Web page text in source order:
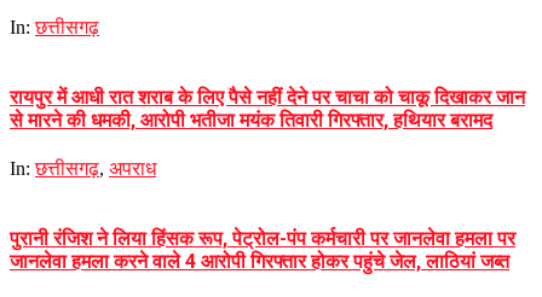
In: छत्तीसगढ़
रायपुर में आधी रात शराब के लिए पैसे नहीं देने पर चाचा को चाकू दिखाकर जान
से मारने की धमकी, आरोपी भतीजा मयंक तिवारी गिरफ्तार, हथियार बरामद
In: छत्तीसगढ़, अपराध
पुरानी रंजिश ने लिया हिंसक रूप, पेट्रोल-पंप कर्मचारी पर जानलेवा हमला पर
जानलेवा हमला करने वाले 4 आरोपी गिरफ्तार होकर पहुंचे जेल, लाठियां जब्त